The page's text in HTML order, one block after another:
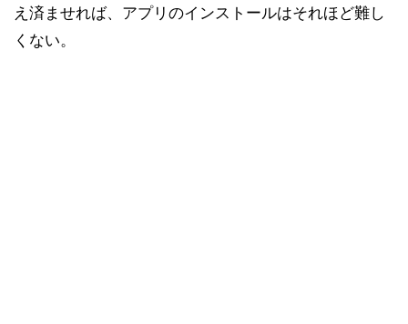
え済ませれば、アプリのインストールはそれほど難し
くない。